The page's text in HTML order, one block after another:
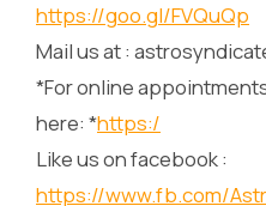
https://goo.gl/FVQuQp
Mail us at :
*For online
here: *https:/
Like us on facebook :
https://www.fb.com/